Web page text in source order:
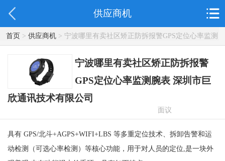
供应商机
首页> 供应商机> 宁波哪里有卖社区矫正防拆报警GPS定位心率监测
腕表 深圳市巨欣通讯技术有限公司
宁波哪里有卖社区矫正防拆报警
GPS定位心率监测腕表 深圳市巨
欣通讯技术有限公司
面议
具有 GPS/北斗+AGPS+WIFI+LBS 等多重定位技术、拆卸告警和运
动检测（可选心率检测）等核心功能，用于对人员的定位,是一块外